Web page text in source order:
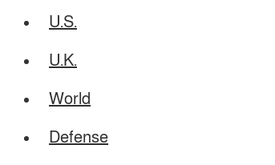
U.S.
U.K.
World
Defense